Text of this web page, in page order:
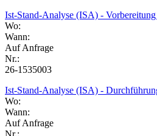
Ist-Stand-Analyse (ISA) -
Wo:
Wann:
Auf Anfrage
Nr.:
26-1535003
Ist-Stand-Analyse (ISA) -
Wo:
Wann:
Auf Anfrage
Nr.: